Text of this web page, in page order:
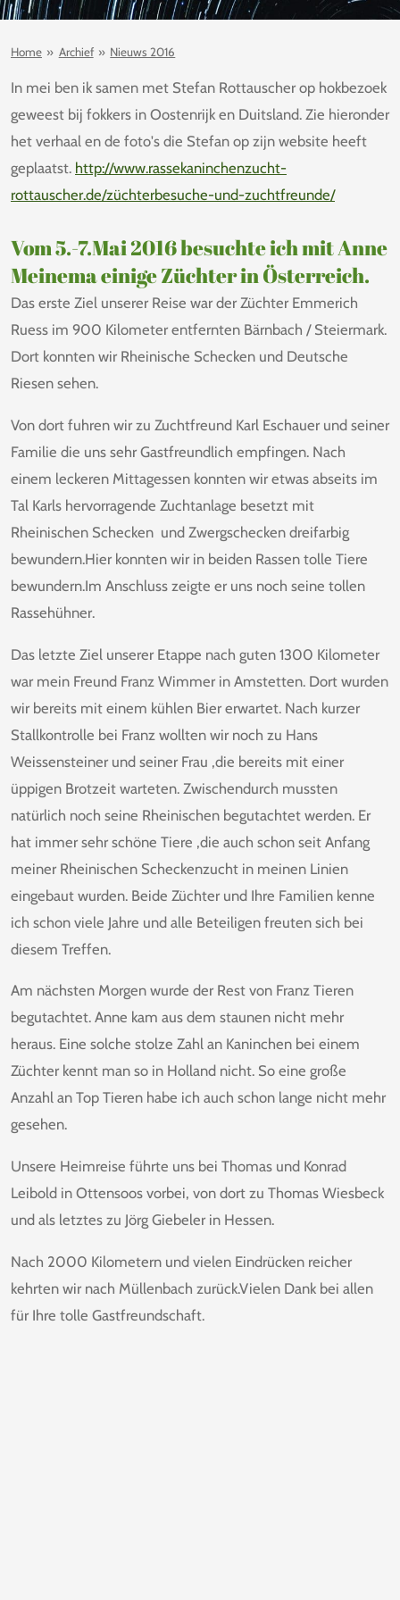
Home » Archief » Nieuws 2016
In mei ben ik samen met Stefan Rottauscher op hokbezoek
geweest bij fokkers in Oostenrijk en Duitsland. Zie hieronder
het verhaal en de foto's die Stefan op zijn website heeft
geplaatst. http://www.rassekaninchenzucht-
rottauscher.de/züchterbesuche-und-zuchtfreunde/
Vom 5.-7.Mai 2016 besuchte ich mit Anne
Meinema einige Züchter in Österreich.
Das erste Ziel unserer Reise war der Züchter Emmerich
Ruess im 900 Kilometer entfernten Bärnbach / Steiermark.
Dort konnten wir Rheinische Schecken und Deutsche
Riesen sehen.
Von dort fuhren wir zu Zuchtfreund Karl Eschauer und seiner
Familie die uns sehr Gastfreundlich empfingen. Nach
einem leckeren Mittagessen konnten wir etwas abseits im
Tal Karls hervorragende Zuchtanlage besetzt mit
Rheinischen Schecken und Zwergschecken dreifarbig
bewundern.Hier konnten wir in beiden Rassen tolle Tiere
bewundern.Im Anschluss zeigte er uns noch seine tollen
Rassehühner.
Das letzte Ziel unserer Etappe nach guten 1300 Kilometer
war mein Freund Franz Wimmer in Amstetten. Dort wurden
wir bereits mit einem kühlen Bier erwartet. Nach kurzer
Stallkontrolle bei Franz wollten wir noch zu Hans
Weissensteiner und seiner Frau ,die bereits mit einer
üppigen Brotzeit warteten. Zwischendurch mussten
natürlich noch seine Rheinischen begutachtet werden. Er
hat immer sehr schöne Tiere ,die auch schon seit Anfang
meiner Rheinischen Scheckenzucht in meinen Linien
eingebaut wurden. Beide Züchter und Ihre Familien kenne
ich schon viele Jahre und alle Beteiligen freuten sich bei
diesem Treffen.
Am nächsten Morgen wurde der Rest von Franz Tieren
begutachtet. Anne kam aus dem staunen nicht mehr
heraus. Eine solche stolze Zahl an Kaninchen bei einem
Züchter kennt man so in Holland nicht. So eine große
Anzahl an Top Tieren habe ich auch schon lange nicht mehr
gesehen.
Unsere Heimreise führte uns bei Thomas und Konrad
Leibold in Ottensoos vorbei, von dort zu Thomas Wiesbeck
und als letztes zu Jörg Giebeler in Hessen.
Nach 2000 Kilometern und vielen Eindrücken reicher
kehrten wir nach Müllenbach zurück.Vielen Dank bei allen
für Ihre tolle Gastfreundschaft.